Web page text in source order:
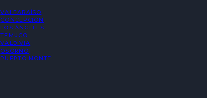
VALPARAÍSO
CONCEPCIÓN
LOS ÁNGELES
TEMUCO
VALDIVIA
OSORNO
PUERTO MONTT